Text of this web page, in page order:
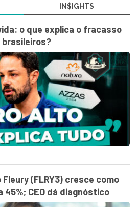
IN$IGHTS
o que explica o fracasso
Fleury (FLRY3) cresce como
CEO dá diagnóstico